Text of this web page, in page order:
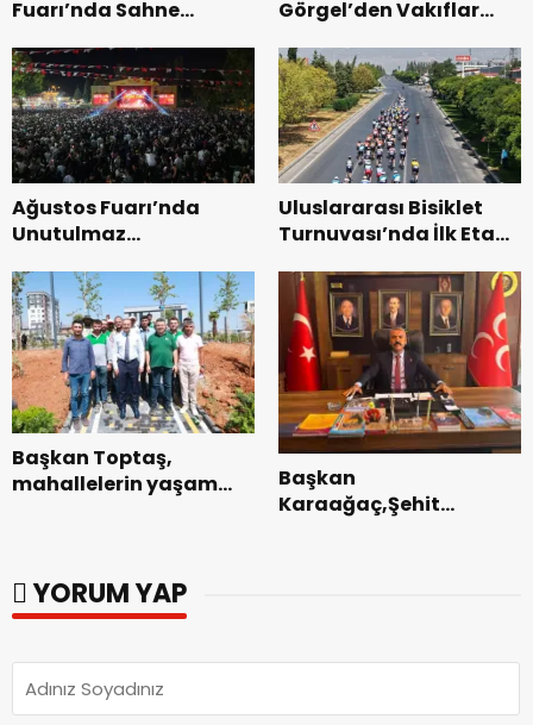
Fuarı’nda Sahne
Görgel’den Vakıflar
ziyaret.
Ağustos Fuarı’nda
Unutulmaz
Uluslararası Bisiklet
Turnuvası’nda İlk Etap
Tamamlandı.
Başkan Toptaş,
mahallelerin yaşam
Başkan
Karaağaç,Şehit
YORUM YAP